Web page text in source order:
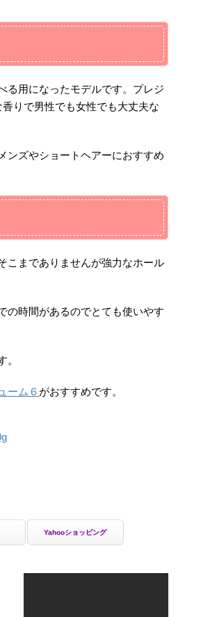
る用になったモデルです。プレジ
りで男性でも女性でも大丈夫な
ンズやショートヘアーにおすすめ
こまでありませんが強力なホール
の時間があるのでとても使いやす
。
ーム６ がおすすめです。
Yahooショッピング